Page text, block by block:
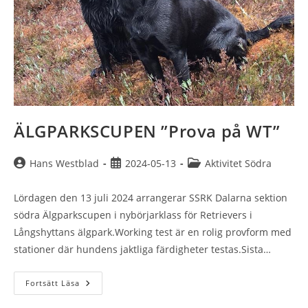
ÄLGPARKSCUPEN ”Prova på WT”
Inläggsförfattare:
Hans Westblad
Inlägget
2024-05-13 Inläggskategori:
Aktivitet Södra
Lördagen den 13 juli 2024 arrangerar SSRK Dalarna sektion
södra Älgparkscupen i nybörjarklass för Retrievers i
Långshyttans älgpark.Working test är en rolig provform med
stationer där hundens jaktliga färdigheter testas.Sista…
Fortsätt Läsa ÄLGPARKSCUPEN
”Prova